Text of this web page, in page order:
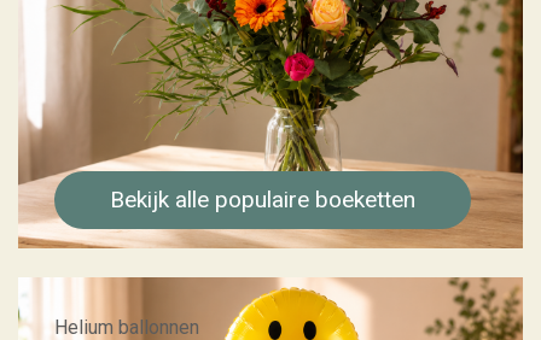
Bekijk alle populaire boeketten
Helium ballonnen